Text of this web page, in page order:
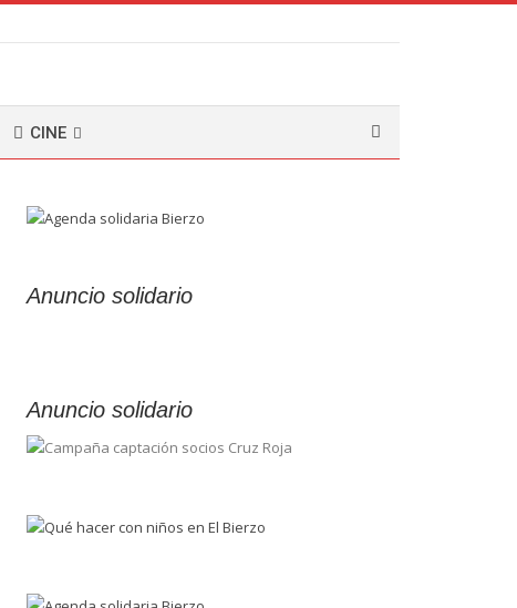
CINE
Anuncio solidario
Anuncio solidario